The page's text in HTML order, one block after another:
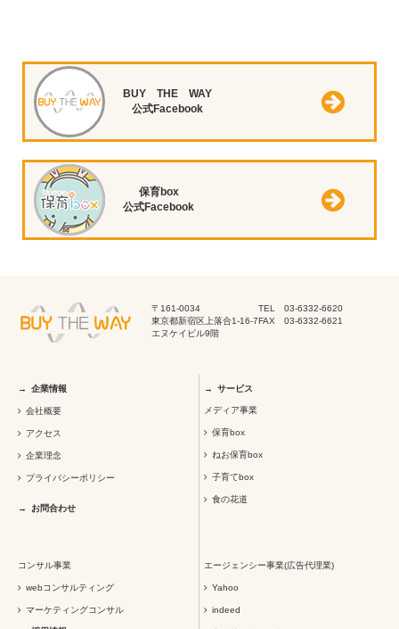
BUY THE WAY
公式Facebook
保育box
公式Facebook
〒161-0034
東京都新宿区上落合1-16-7
エヌケイビル9階
TEL 03-6332-6620
FAX 03-6332-6621
企業情報
会社概要
アクセス
企業理念
プライバシーポリシー
お問合わせ
サービス
メディア事業
保育box
ねお保育box
子育てbox
食の花道
コンサル事業
webコンサルティング
マーケティングコンサル
エージェンシー事業(広告代理業)
Yahoo
indeed